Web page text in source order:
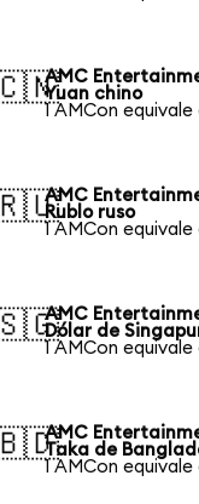
AMC
Yuan chino
1 AMCon equivale
AMC
Rublo ruso
1 AMCon equivale
AMC
Dólar de
1 AMCon equivale
AMC
Taka de
1 AMCon equivale